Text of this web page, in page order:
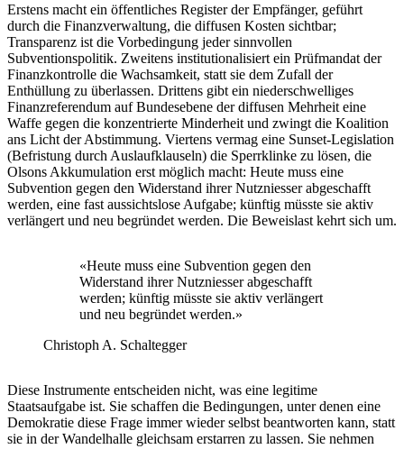
Erstens macht ein öffentliches Register der Empfänger, geführt
durch die Finanzverwaltung, die diffusen Kosten sichtbar;
Transparenz ist die Vorbedingung jeder sinnvollen
Subventionspolitik. Zweitens institutionalisiert ein Prüfmandat der
Finanzkontrolle die Wachsamkeit, statt sie dem Zufall der
Enthüllung zu überlassen. Drittens gibt ein niederschwelliges
Finanzreferendum auf Bundesebene der diffusen Mehrheit eine
Waffe gegen die konzentrierte Minderheit und zwingt die Koalition
ans Licht der Abstimmung. Viertens vermag eine Sunset-Legislation
(Befristung durch Auslaufklauseln) die Sperrklinke zu lösen, die
Olsons Akkumulation erst möglich macht: Heute muss eine
Subvention gegen den Widerstand ihrer Nutzniesser abgeschafft
werden, eine fast aussichtslose Aufgabe; künftig müsste sie aktiv
verlängert und neu begründet werden. Die Beweislast kehrt sich um.
«Heute muss eine Subvention gegen den
Widerstand ihrer Nutzniesser abgeschafft
werden; künftig müsste sie aktiv verlängert
und neu begründet werden.»
Christoph A. Schaltegger
Diese Instrumente entscheiden nicht, was eine legitime
Staatsaufgabe ist. Sie schaffen die Bedingungen, unter denen eine
Demokratie diese Frage immer wieder selbst beantworten kann, statt
sie in der Wandelhalle gleichsam erstarren zu lassen. Sie nehmen